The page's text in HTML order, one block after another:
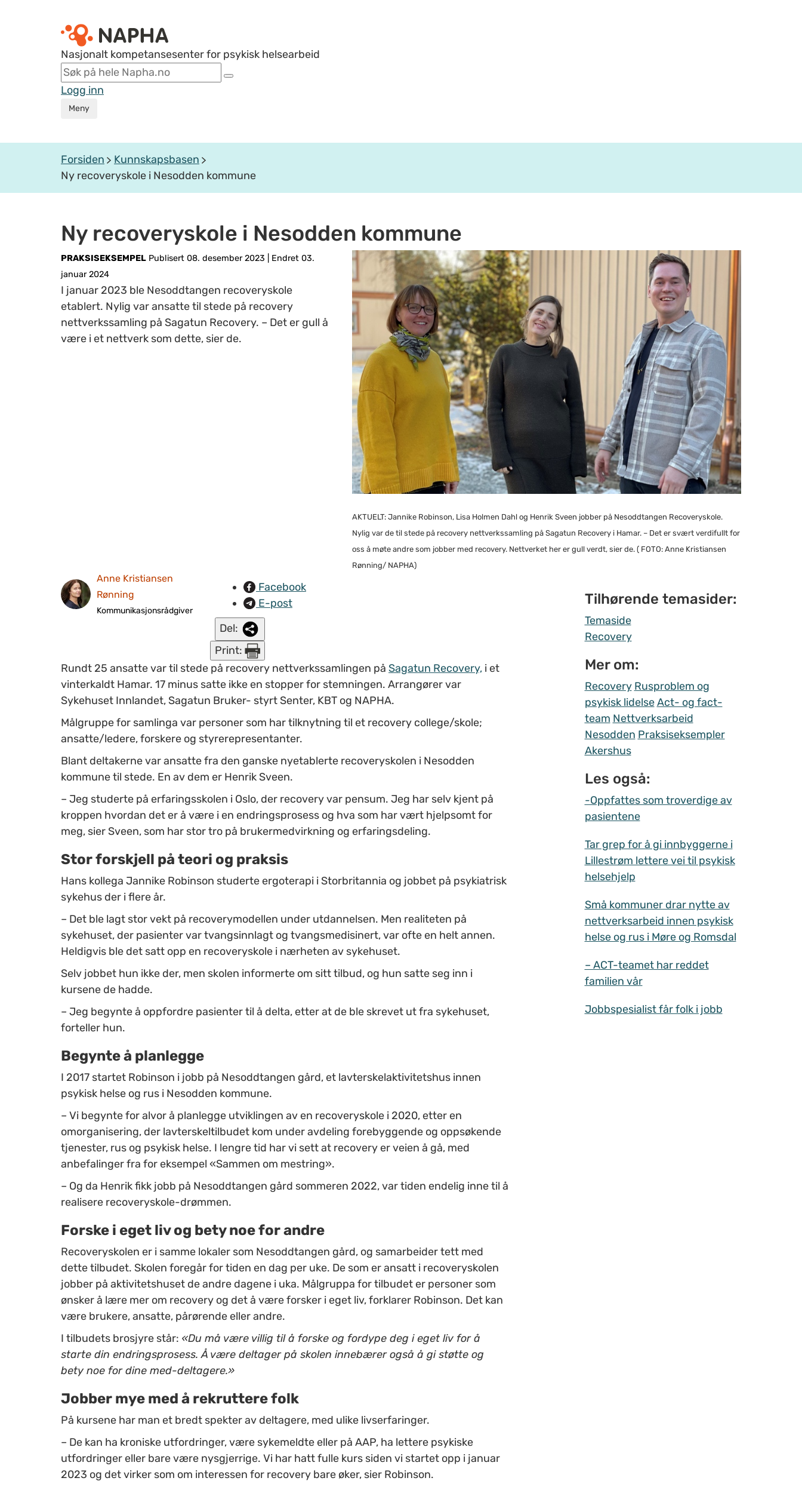
Nasjonalt kompetansesenter for psykisk helsearbeid
Logg inn
Meny
Forsiden
Kunnskapsbasen
Ny recoveryskole i Nesodden kommune
Ny recoveryskole i Nesodden kommune
PRAKSISEKSEMPEL Publisert 08. desember 2023
Endret 03.
januar 2024
I januar 2023 ble Nesoddtangen recoveryskole
etablert. Nylig var ansatte til stede på recovery
nettverkssamling på Sagatun Recovery. – Det er gull å
være i et nettverk som dette, sier de.
AKTUELT: Jannike Robinson, Lisa Holmen Dahl og Henrik Sveen jobber på Nesoddtangen Recoveryskole.
Nylig var de til stede på recovery nettverkssamling på Sagatun Recovery i Hamar. – Det er svært verdifullt for
oss å møte andre som jobber med recovery. Nettverket her er gull verdt, sier de. ( FOTO: Anne Kristiansen
Rønning/ NAPHA)
Anne Kristiansen
Rønning
Kommunikasjonsrådgiver
Facebook
E-post
Del:
Print:
Rundt 25 ansatte var til stede på recovery nettverkssamlingen på Sagatun Recovery, i et
vinterkaldt Hamar. 17 minus satte ikke en stopper for stemningen. Arrangører var
Sykehuset Innlandet, Sagatun Bruker- styrt Senter, KBT og NAPHA.
Målgruppe for samlinga var personer som har tilknytning til et recovery college/skole;
ansatte/ledere, forskere og styrerepresentanter.
Blant deltakerne var ansatte fra den ganske nyetablerte recoveryskolen i Nesodden
kommune til stede. En av dem er Henrik Sveen.
– Jeg studerte på erfaringsskolen i Oslo, der recovery var pensum. Jeg har selv kjent på
kroppen hvordan det er å være i en endringsprosess og hva som har vært hjelpsomt for
meg, sier Sveen, som har stor tro på brukermedvirkning og erfaringsdeling.
Stor forskjell på teori og praksis
Hans kollega Jannike Robinson studerte ergoterapi i Storbritannia og jobbet på psykiatrisk
sykehus der i flere år.
– Det ble lagt stor vekt på recoverymodellen under utdannelsen. Men realiteten på
sykehuset, der pasienter var tvangsinnlagt og tvangsmedisinert, var ofte en helt annen.
Heldigvis ble det satt opp en recoveryskole i nærheten av sykehuset.
Selv jobbet hun ikke der, men skolen informerte om sitt tilbud, og hun satte seg inn i
kursene de hadde.
– Jeg begynte å oppfordre pasienter til å delta, etter at de ble skrevet ut fra sykehuset,
forteller hun.
Begynte å planlegge
I 2017 startet Robinson i jobb på Nesoddtangen gård, et lavterskelaktivitetshus innen
psykisk helse og rus i Nesodden kommune.
– Vi begynte for alvor å planlegge utviklingen av en recoveryskole i 2020, etter en
omorganisering, der lavterskeltilbudet kom under avdeling forebyggende og oppsøkende
tjenester, rus og psykisk helse. I lengre tid har vi sett at recovery er veien å gå, med
anbefalinger fra for eksempel «Sammen om mestring».
– Og da Henrik fikk jobb på Nesoddtangen gård sommeren 2022, var tiden endelig inne til å
realisere recoveryskole-drømmen.
Forske i eget liv og bety noe for andre
Recoveryskolen er i samme lokaler som Nesoddtangen gård, og samarbeider tett med
dette tilbudet. Skolen foregår for tiden en dag per uke. De som er ansatt i recoveryskolen
jobber på aktivitetshuset de andre dagene i uka. Målgruppa for tilbudet er personer som
ønsker å lære mer om recovery og det å være forsker i eget liv, forklarer Robinson. Det kan
være brukere, ansatte, pårørende eller andre.
I tilbudets brosjyre står: «Du må være villig til å forske og fordype deg i eget liv for å
starte din endringsprosess. Å være deltager på skolen innebærer også å gi støtte og
bety noe for dine med-deltagere.»
Jobber mye med å rekruttere folk
På kursene har man et bredt spekter av deltagere, med ulike livserfaringer.
– De kan ha kroniske utfordringer, være sykemeldte eller på AAP, ha lettere psykiske
utfordringer eller bare være nysgjerrige. Vi har hatt fulle kurs siden vi startet opp i januar
2023 og det virker som om interessen for recovery bare øker, sier Robinson.
Tilhørende temasider:
Temaside
Recovery
Mer om:
Recovery Rusproblem og
psykisk lidelse Act- og fact-
team Nettverksarbeid
Nesodden Praksiseksempler
Akershus
Les også:
-Oppfattes som troverdige av
pasientene
Tar grep for å gi innbyggerne i
Lillestrøm lettere vei til psykisk
helsehjelp
Små kommuner drar nytte av
nettverksarbeid innen psykisk
helse og rus i Møre og Romsdal
– ACT-teamet har reddet
familien vår
Jobbspesialist får folk i jobb